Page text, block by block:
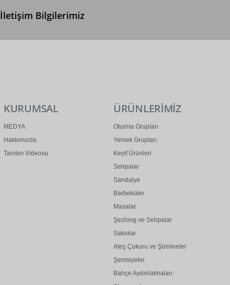
İletişim Bilgilerimiz
KURUMSAL
MEDYA
Hakkımızda
Tanıtım Videosu
ÜRÜNLERİMİZ
Oturma Grupları
Yemek Grupları
Keyif Ürünleri
Sehpalar
Sandalye
Barbeküler
Masalar
Şezlong ve Sehpalar
Saksılar
Ateş Çukuru ve Şömineler
Şemsiyeler
Bahçe Aydınlatmaları